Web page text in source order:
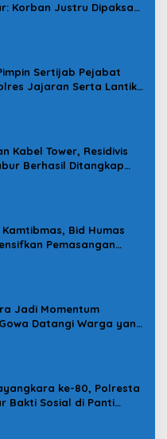
Korban Justru Dipaksa
Sertijab Pejabat
Jajaran Serta Lantik
Gowa
Kabel Tower, Residivis
Berhasil Ditangkap
Jeneponto
Bid Humas
Pemasangan
Stiker
Jadi Momentum
Datangi Warga yang
ke-80, Polresta
Bakti Sosial di Panti